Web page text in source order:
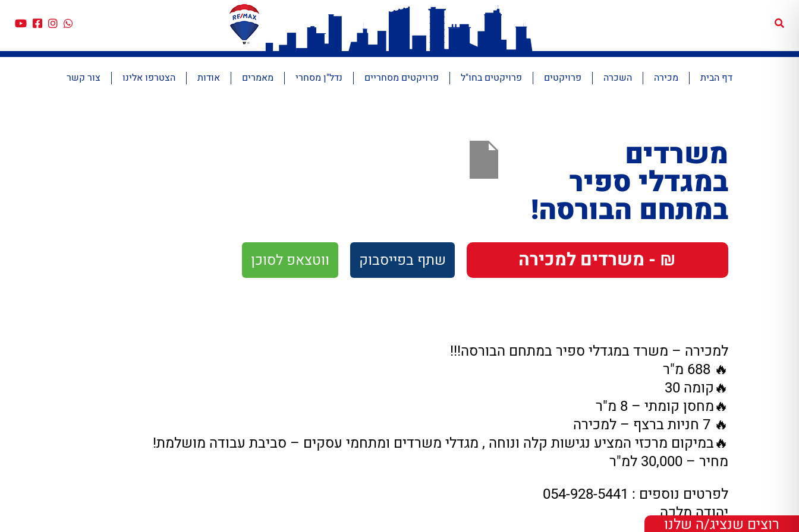
דף הבית מכירה השכרה פרויקטים פרויקטים בחו"ל פרויקטים מסחריים נדל"ן מסחרי מאמרים אודות הצטרפו אלינו צור קשר
משרדים
במגדלי ספיר
במתחם הבורסה!
₪ - משרדים למכירה שתף בפייסבוק ווטצאפלסוכן
למכירה – משרד במגדלי ספיר במתחם הבורסה!!!
🔥 688 מ"ר
🔥קומה 30
🔥מחסן קומתי – 8 מ"ר
🔥 7 חניות ברצף – למכירה
🔥במיקום מרכזי המציע נגישות קלה ונוחה , מגדלי משרדים ומתחמי עסקים – סביבת עבודה מושלמת!
מחיר – 30,000 למ"ר
לפרטים נוספים : 054-928-5441
יהודה מלכה
רוצים שנציג/ה שלנו